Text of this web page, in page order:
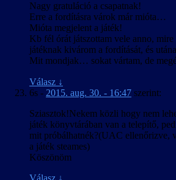
Nagy gratuláció a csapatnak!
Erre a fordításra várok már mióta…
Mióta megjelent a játék!
Kb fél órát játszottam vele anno,
játéknak kivárom a fordítását, és
Mit mondjak… sokat vártam, de
Válasz ↓
6s - 2015. aug. 30. - 16:47 szerint:
Sziasztok!Nekem közli hogy nem
játék könyvtárában van a telepítő,
mit próbálhatnék?(UAC ellenőrizve,
a játék steames)
Köszönöm
Válasz ↓